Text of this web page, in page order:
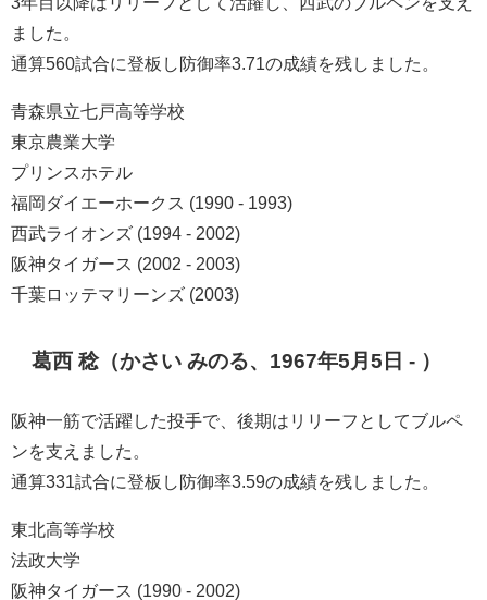
ました。
通算560試合に登板し防御率3.71の成績を残しました。
青森県立七戸高等学校
東京農業大学
プリンスホテル
福岡ダイエーホークス (1990 - 1993)
西武ライオンズ (1994 - 2002)
阪神タイガース (2002 - 2003)
千葉ロッテマリーンズ (2003)
葛西 稔（かさい みのる、1967年5月5日 - ）
阪神一筋で活躍した投手で、後期はリリーフとしてブルペ
ンを支えました。
通算331試合に登板し防御率3.59の成績を残しました。
東北高等学校
法政大学
阪神タイガース (1990 - 2002)